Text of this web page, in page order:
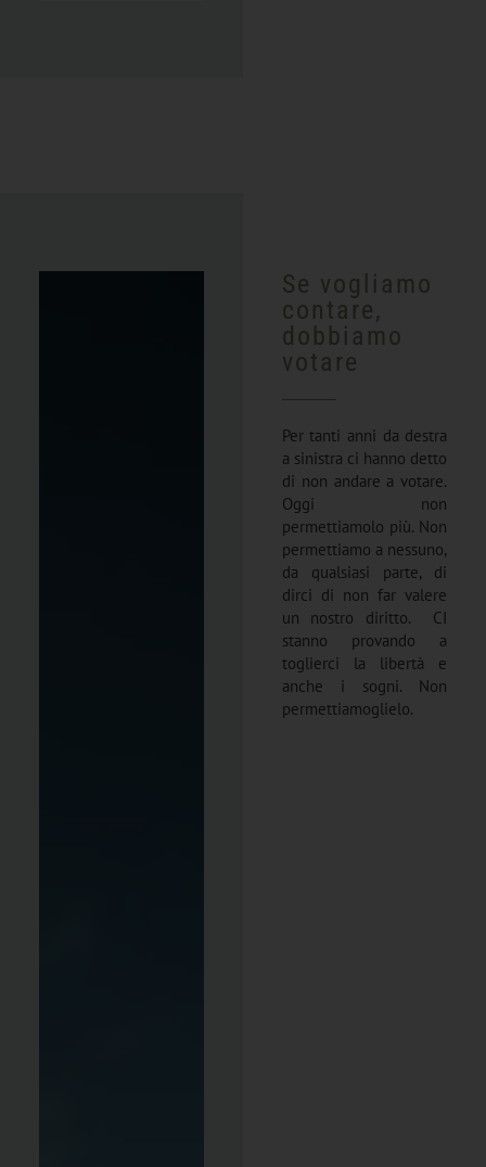
Se vogliamo
contare,
dobbiamo
votare
Per tanti anni da destra
a sinistra ci hanno detto
di non andare a votare.
Oggi non
permettiamolo più. Non
permettiamo a nessuno,
da qualsiasi parte, di
dirci di non far valere
un nostro diritto. CI
stanno provando a
toglierci la libertà e
anche i sogni. Non
permettiamoglielo.